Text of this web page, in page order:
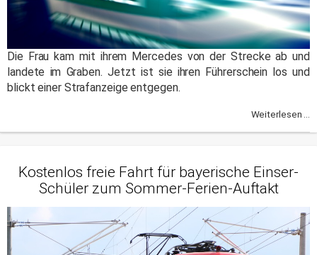
Die Frau kam mit ihrem Mercedes von der Strecke ab und
landete im Graben. Jetzt ist sie ihren Führerschein los und
blickt einer Strafanzeige entgegen.
Weiterlesen ...
Kostenlos freie Fahrt für bayerische Einser-
Schüler zum Sommer-Ferien-Auftakt